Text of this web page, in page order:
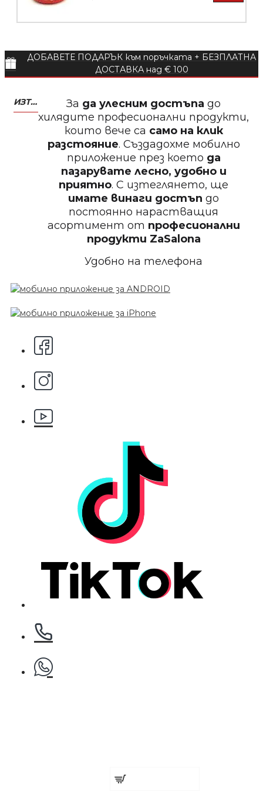
Пила за нокти
БЕЗПЛАТНО
Пила за нокти
БЕЗПЛАТНО
Пила за полиране на нокти
За поръчка над € 40.00 (78.23 лв.)
Стипца 20 броя в кибрит
ДОБАВЕТЕ ПОДАРЪК към поръчката + БЕЗПЛАТНА
ДОСТАВКА над € 100
ИЗТЕГЛЕТЕ МОБИЛНО ПРИЛОЖЕНИЕ ZASALONA За да улесним достъпадо
хилядите професионални продукти,
които вече са само на клик
разстояние. Създадохме мобилно
приложение през което да
пазарувате лесно, удобно и
приятно. С изтеглянето, ще
имате винаги достъп до
постоянно нарастващия
асортимент от професионални
продукти ZaSalona
Удобно на телефона